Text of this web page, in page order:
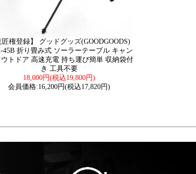
匠権登録】 グッドグッズ(GOODGOODS)
45B 折り畳み式 ソーラーテーブル キャン
ウトドア 高速充電 持ち運び簡単 収納袋付
き 工具不要
18,000円(税込19,800円)
会員価格:16,200円(税込17,820円)